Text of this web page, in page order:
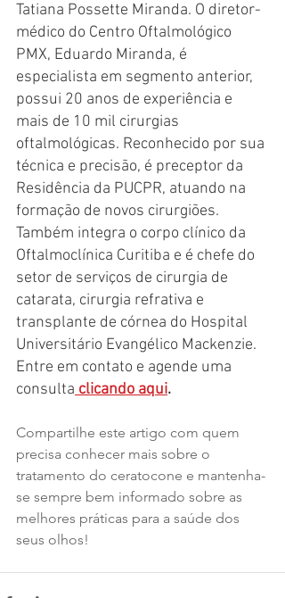
Tatiana Possette Miranda. ​O diretor-
médico do Centro Oftalmológico
PMX, Eduardo Miranda, é
especialista em segmento anterior,
possui 20 anos de experiência e
mais de 10 mil cirurgias
oftalmológicas. Reconhecido por sua
técnica e precisão, é preceptor da
Residência da PUCPR, atuando na
formação de novos cirurgiões.
Também integra o corpo clínico da
Oftalmoclínica Curitiba e é chefe do
setor de serviços de cirurgia de
catarata, cirurgia refrativa e
transplante de córnea do Hospital
Universitário Evangélico Mackenzie.
Entre em contato e agende uma
consulta clicando aqui.
Compartilhe este artigo com quem
precisa conhecer mais sobre o
tratamento do ceratocone e mantenha-
se sempre bem informado sobre as
melhores práticas para a saúde dos
seus olhos!